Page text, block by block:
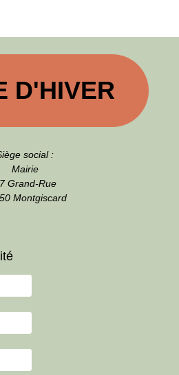
D'HIVER
social :
Mairie
Grand-Rue
Montgiscard